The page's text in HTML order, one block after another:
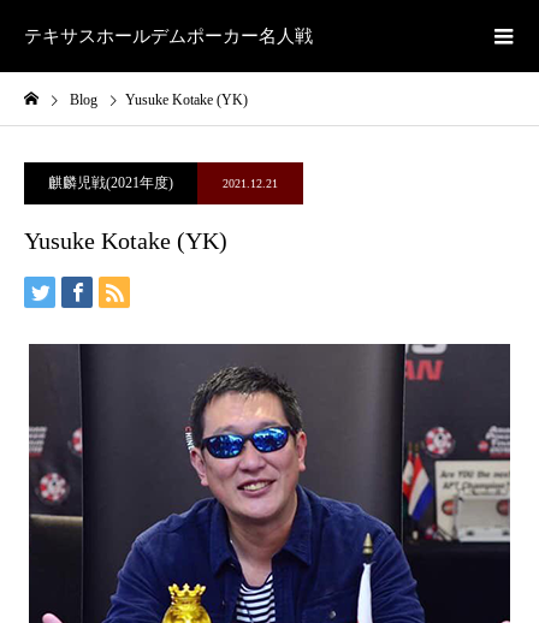
テキサスホールデムポーカー名人戦
Blog Yusuke Kotake (YK)
麒麟児戦(2021年度) 2021.12.21
Yusuke Kotake (YK)